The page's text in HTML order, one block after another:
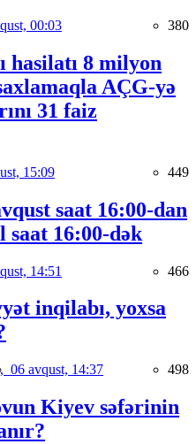
00:03 380
hasilatı 8 milyon
AÇG-yə
31 faiz
15:09 449
saat 16:00-dan
saat 16:00-dək
14:51 466
inqilabı, yoxsa
06 avqust, 14:37 498
Kiyev səfərinin